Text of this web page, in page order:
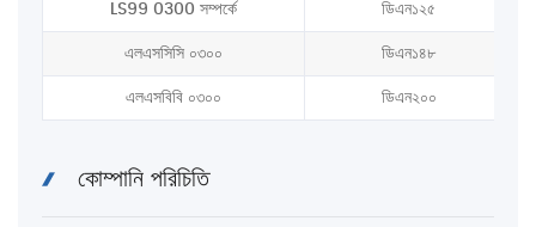
LS99 0300 সম্পর্কে ডিএন১২৫
এলএসসিসি ০৩০০ ডিএন১৪৮
এলএসবিবি ০৩০০ ডিএন২০০
কোম্পানি পরিচিতি